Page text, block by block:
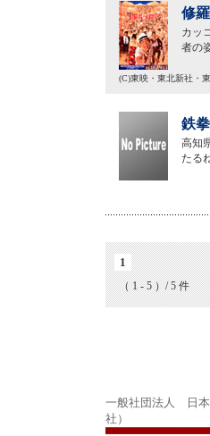
修
カッ
者の
(C)東映・東北新社・
鉄
高知
たる
1
（ 1 - 5 ）/ 5 件
一般社団法人 日本
社）